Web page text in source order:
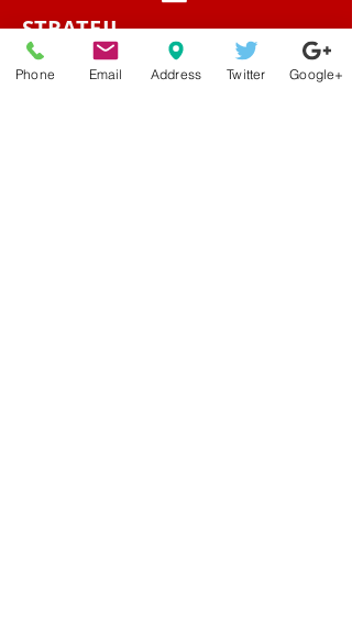
STRATEJI
Kalite standartlarına bağlı kalarak üretim
yapıyoruz ve yeni teknoloji
Phone Email Address Twitter Google+